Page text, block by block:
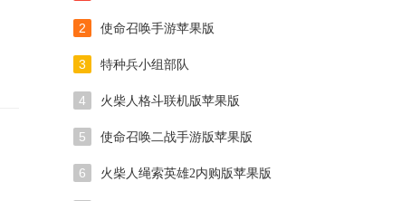
2 使命召唤手游苹果版
3 特种兵小组部队
4 火柴人格斗联机版苹果版
5 使命召唤二战手游版苹果版
6 火柴人绳索英雄2内购版苹果版